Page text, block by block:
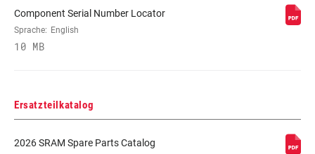
Component Serial Number Locator
Sprache: English
10 MB
Ersatzteilkatalog
2026 SRAM Spare Parts Catalog